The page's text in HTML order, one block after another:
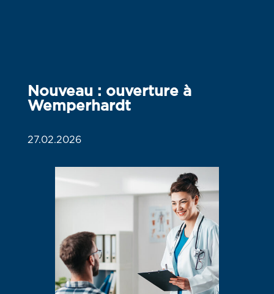
Nouveau : ouverture à
Wemperhardt
27.02.2026